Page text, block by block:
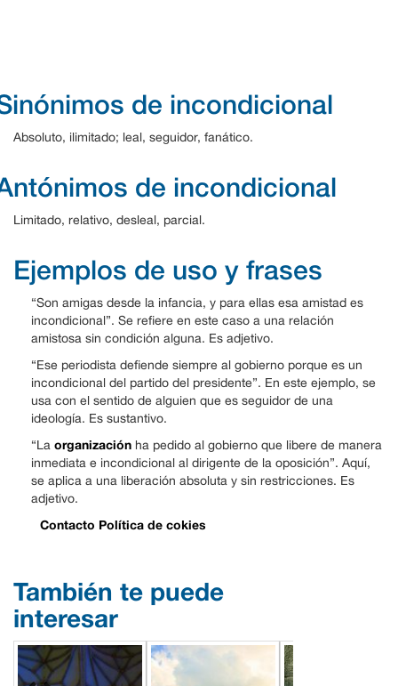
de incondicional
Absoluto, ilimitado; leal, seguidor, fanático.
de incondicional
Limitado, relativo, desleal, parcial.
Ejemplos de uso y frases
“Son amigas desde la infancia, y para ellas esa amistad es
incondicional”. Se refiere en este caso a una relación
amistosa sin condición alguna. Es adjetivo.
“Ese periodista defiende siempre al gobierno porque es un
incondicional del partido del presidente”. En este ejemplo, se
usa con el sentido de alguien que es seguidor de una
ideología. Es sustantivo.
“La organización ha pedido al gobierno que libere de manera
inmediata e incondicional al dirigente de la oposición”. Aquí,
se aplica a una liberación absoluta y sin restricciones. Es
adjetivo.
Contacto Política de cokies
También te puede
interesar